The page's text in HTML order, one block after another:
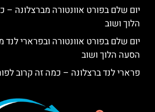
יום שלם בפורט אוונטורה מברצלונה –
הלוך ושוב
יום שלם בפורט אוונטורה ובפרארי
הסעה הלוך ושוב
פרארי לנד ברצלונה – כמה זה קרוב